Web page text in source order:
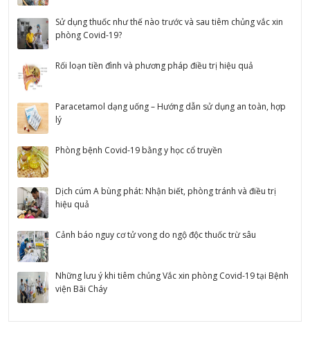
Sử dụng thuốc như thế nào trước và sau tiêm chủng vắc xin
phòng Covid-19?
Rối loạn tiền đình và phương pháp điều trị hiệu quả
Paracetamol dạng uống – Hướng dẫn sử dụng an toàn, hợp
lý
Phòng bệnh Covid-19 bằng y học cổ truyền
Dịch cúm A bùng phát: Nhận biết, phòng tránh và điều trị
hiệu quả
Cảnh báo nguy cơ tử vong do ngộ độc thuốc trừ sâu
Những lưu ý khi tiêm chủng Vắc xin phòng Covid-19 tại Bệnh
viện Bãi Cháy